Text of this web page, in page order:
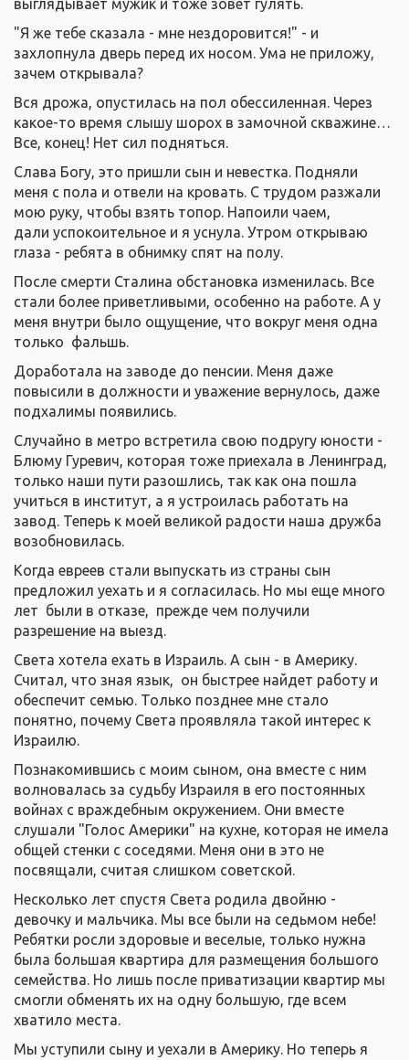
выглядывает мужик и тоже зовет гулять.
"Я же тебе сказала - мне нездоровится!" - и
захлопнула дверь перед их носом. Ума не приложу,
зачем открывала?
Вся дрожа, опустилась на пол обессиленная. Через
какое-то время слышу шорох в замочной скважине…
Все, конец! Нет сил подняться.
Слава Богу, это пришли сын и невестка. Подняли
меня с пола и отвели на кровать. С трудом разжали
мою руку, чтобы взять топор. Напоили чаем,
дали успокоительное и я уснула. Утром открываю
глаза - ребята в обнимку спят на полу.
После смерти Сталина обстановка изменилась. Все
стали более приветливыми, особенно на работе. А у
меня внутри было ощущение, что вокруг меня одна
только фальшь.
Доработала на заводе до пенсии. Меня даже
повысили в должности и уважение вернулось, даже
подхалимы появились.
Случайно в метро встретила свою подругу юности -
Блюму Гуревич, которая тоже приехала в Ленинград,
только наши пути разошлись, так как она пошла
учиться в институт, а я устроилась работать на
завод. Теперь к моей великой радости наша дружба
возобновилась.
Когда евреев стали выпускать из страны сын
предложил уехать и я согласилась. Но мы еще много
лет были в отказе, прежде чем получили
разрешение на выезд.
Света хотела ехать в Израиль. А сын - в Америку.
Считал, что зная язык, он быстрее найдет работу и
обеспечит семью. Только позднее мне стало
понятно, почему Света проявляла такой интерес к
Израилю.
Познакомившись с моим сыном, она вместе с ним
волновалась за судьбу Израиля в его постоянных
войнах с враждебным окружением. Они вместе
слушали "Голос Америки" на кухне, которая не имела
общей стенки с соседями. Меня они в это не
посвящали, считая слишком советской.
Несколько лет спустя Света родила двойню -
девочку и мальчика. Мы все были на седьмом небе!
Ребятки росли здоровые и веселые, только нужна
была большая квартира для размещения большого
семейства. Но лишь после приватизации квартир мы
смогли обменять их на одну большую, где всем
хватило места.
Мы уступили сыну и уехали в Америку. Но теперь я